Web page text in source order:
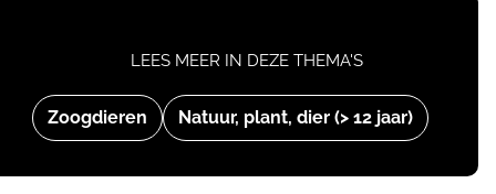
Zoogdieren Natuur, plant, dier (> 12 jaar)
LEES MEER IN DEZE THEMA'S